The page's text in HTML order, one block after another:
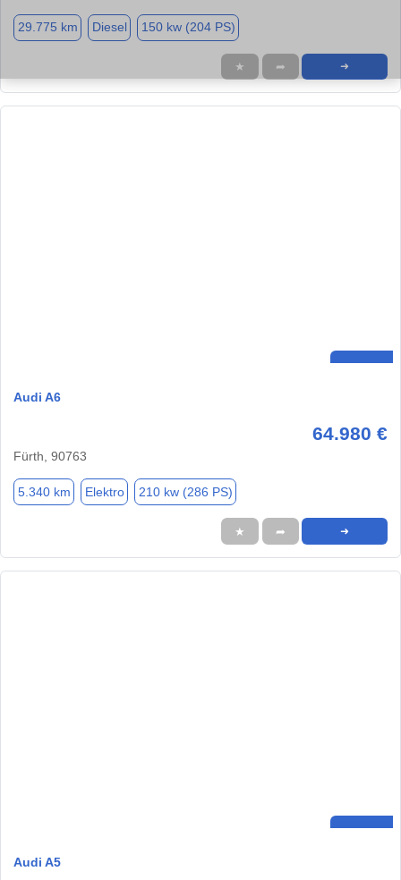
29.775 km Diesel 150 kw (204 PS)
★ ➦ ➜
Audi A6
64.980 €
Fürth, 90763
5.340 km Elektro 210 kw (286 PS)
★ ➦ ➜
Audi A5